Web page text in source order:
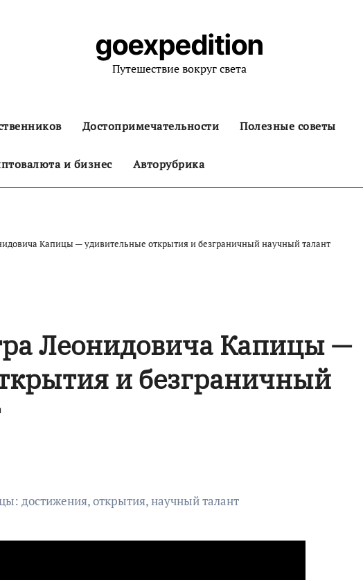
goexpedition
Путешествие вокруг света
Достопримечательности Полезные советы
и бизнес Авторубрика
Капицы — удивительные открытия и безграничный научный талант
Леонидовича Капицы —
и безграничный